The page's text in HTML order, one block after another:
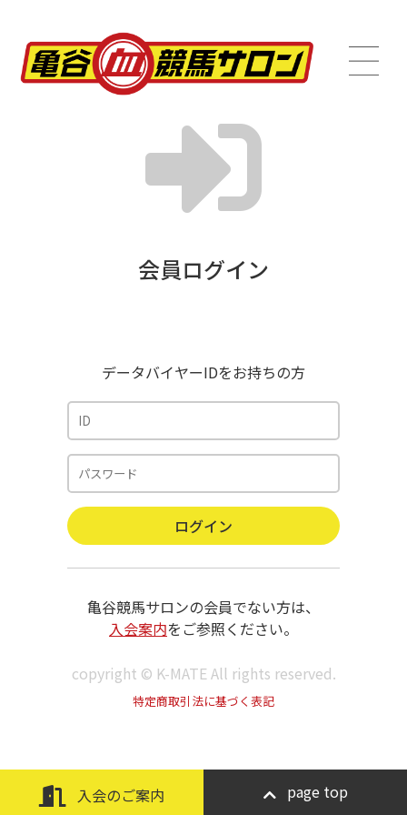
会員ログイン
データバイヤーIDをお持ちの方
亀谷競馬サロンの会員でない方は、
入会案内をご参照ください。
copyright © K-MATE All rights reserved.
特定商取引法に基づく表記
入会のご案内 page top